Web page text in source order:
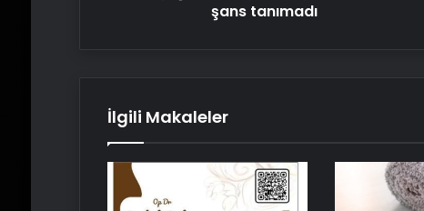
şans tanımadı
İlgili Makaleler